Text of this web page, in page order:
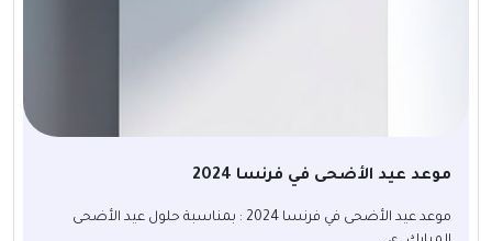
موعد عيد الأضحى في فرنسا 2024
موعد عيد الأضحى في فرنسا 2024 : بمناسبة حلول عيد الأضحى